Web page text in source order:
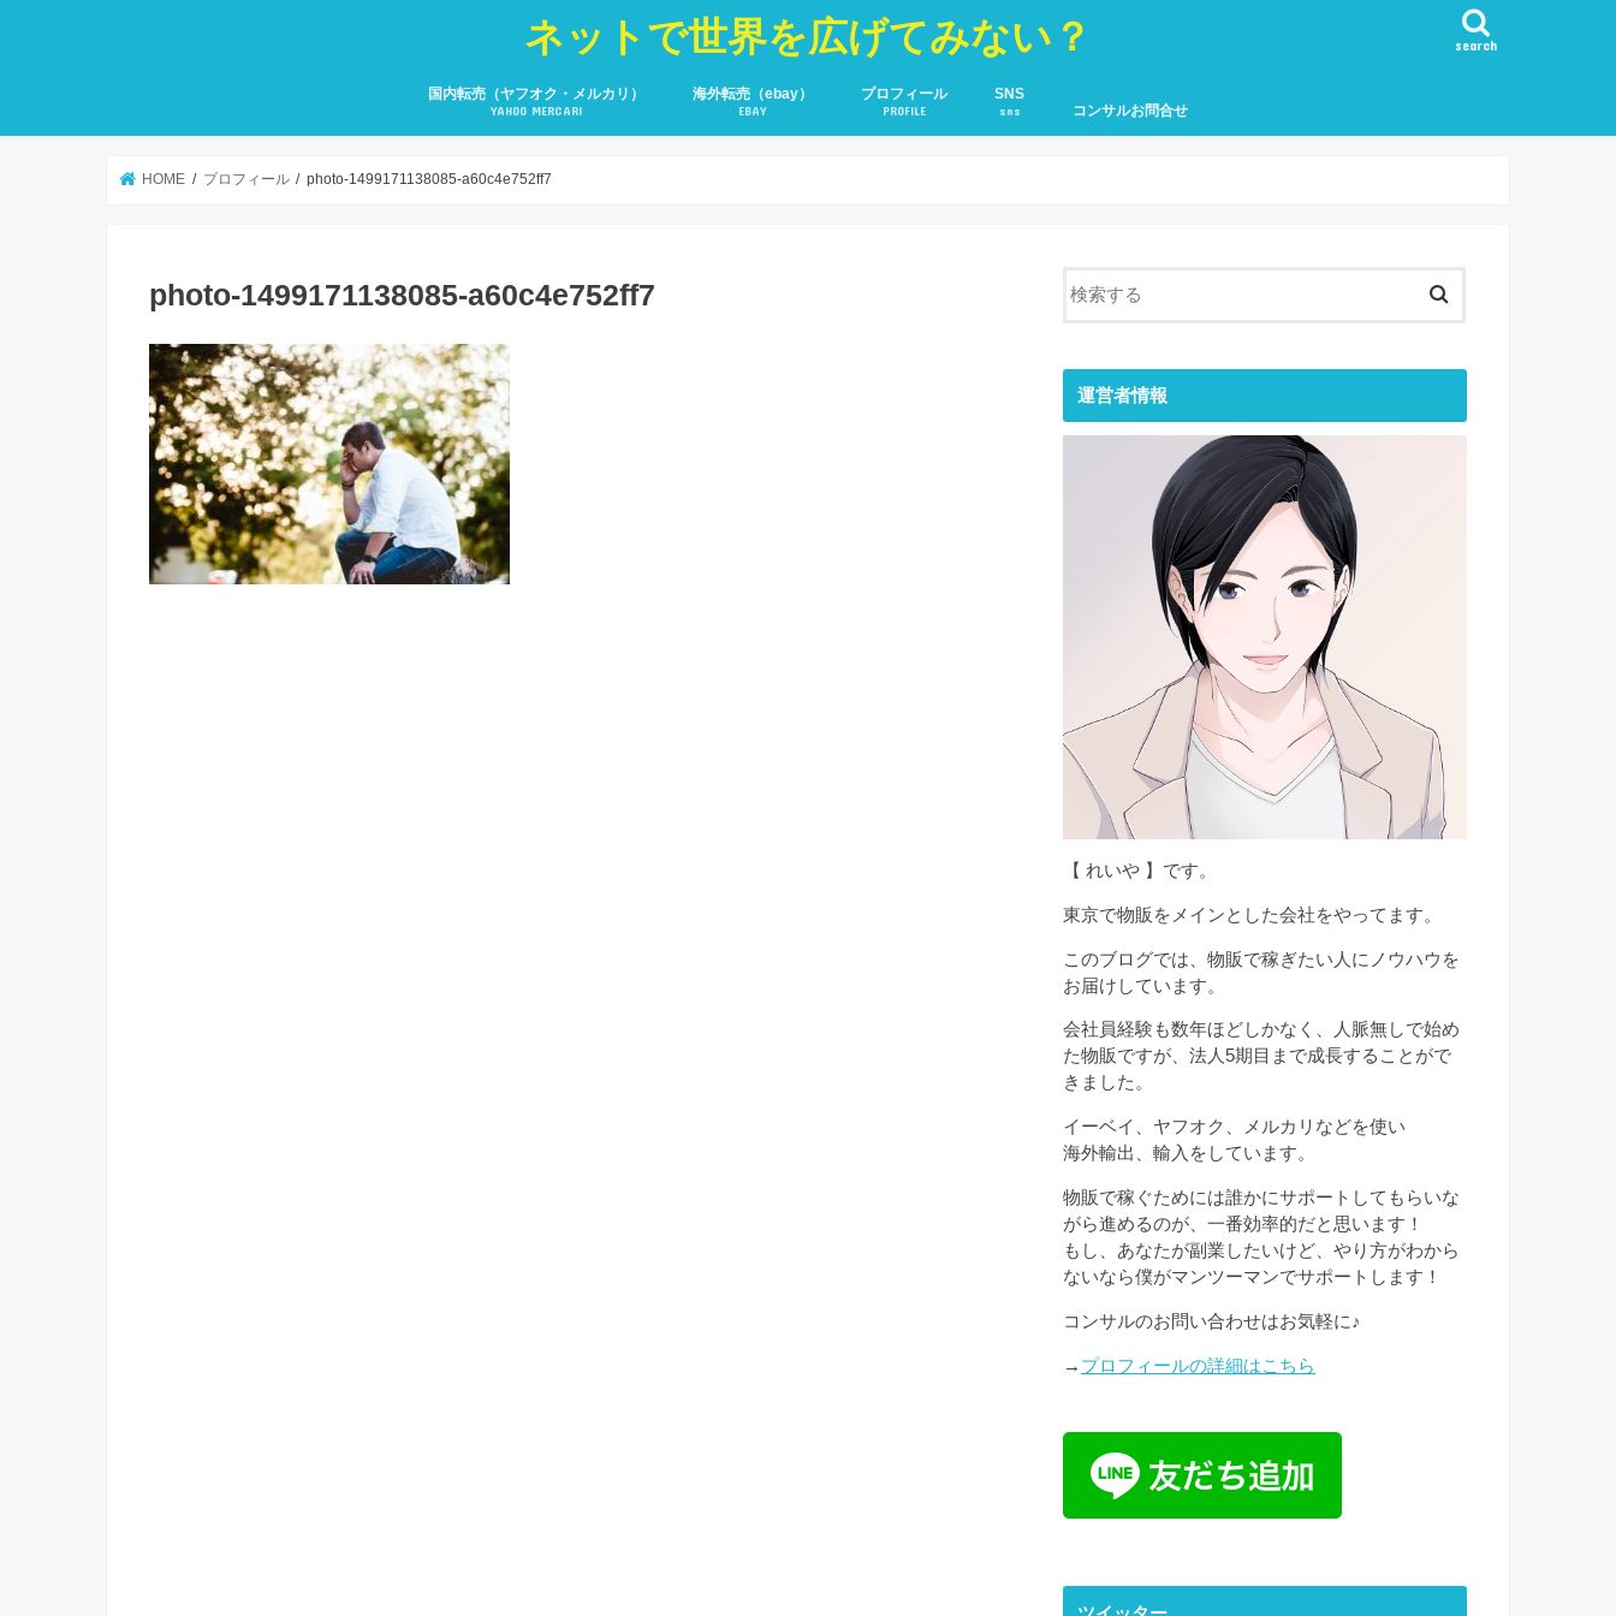
ネットで世界を広げてみない？ search
国内転売（ヤフオク・メルカリ）
YAHOO MERCARI
海外転売（ebay）
EBAY
プロフィール
PROFILE
SNS
sns コンサルお問合せ
HOME プロフィール photo-1499171138085-a60c4e752ff7
photo-1499171138085-a60c4e752ff7
運営者情報
【 れいや 】です。
東京で物販をメインとした会社をやってます。
このブログでは、物販で稼ぎたい人にノウハウを
お届けしています。
会社員経験も数年ほどしかなく、人脈無しで始め
た物販ですが、法人5期目まで成長することがで
きました。
イーベイ、ヤフオク、メルカリなどを使い
海外輸出、輸入をしています。
物販で稼ぐためには誰かにサポートしてもらいな
がら進めるのが、一番効率的だと思います！
もし、あなたが副業したいけど、やり方がわから
ないなら僕がマンツーマンでサポートします！
コンサルのお問い合わせはお気軽に♪
→ プロフィールの詳細はこちら